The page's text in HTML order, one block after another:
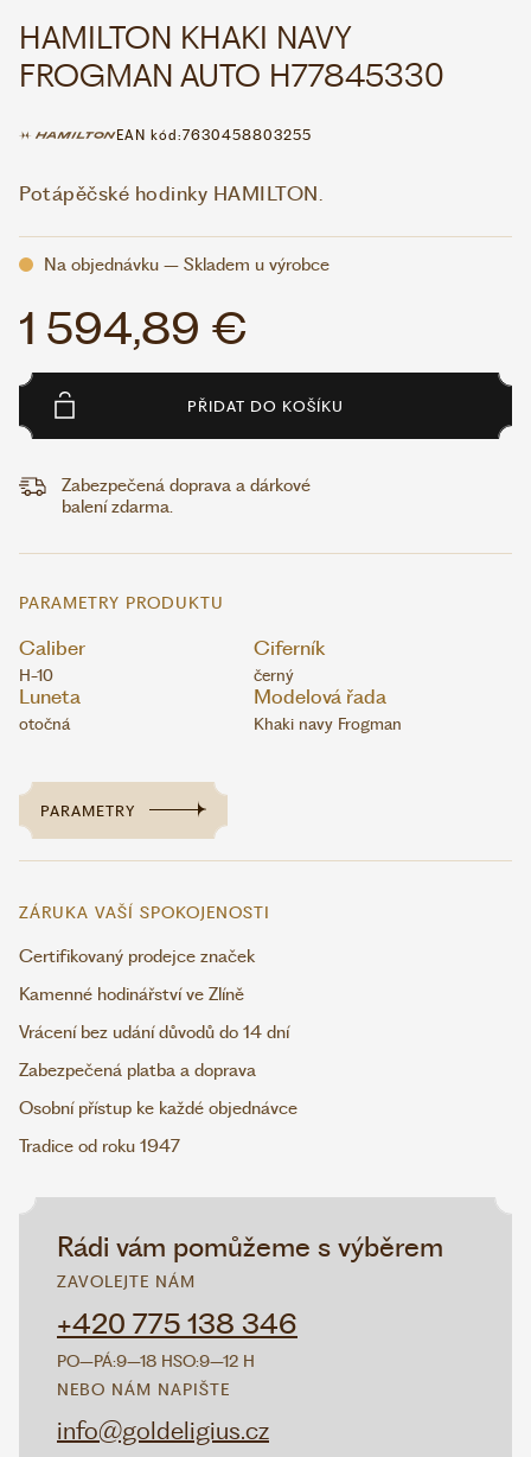
Rádi vám pomůžeme s výběrem
ZAVOLEJTE NÁM
+420 775 138 346
PO–PÁ:9–18 HSO:9–12 H
NEBO NÁM NAPIŠTE
info@goldeligius.cz
HAMILTON KHAKI NAVY
FROGMAN AUTO H77845330
EAN kód:7630458803255
Potápěčské hodinky HAMILTON.
Na objednávku – Skladem u výrobce
1 594,89 €
PŘIDAT DO KOŠÍKU
Zabezpečená doprava a dárkové
balení zdarma.
PARAMETRY PRODUKTU
Caliber
H-10
Ciferník
černý
Luneta
otočná
Modelová řada
Khaki navy Frogman
PARAMETRY
ZÁRUKA VAŠÍ SPOKOJENOSTI
Certifikovaný prodejce značek
Kamenné hodinářství ve Zlíně
Vrácení bez udání důvodů do 14 dní
Zabezpečená platba a doprava
Osobní přístup ke každé objednávce
Tradice od roku 1947